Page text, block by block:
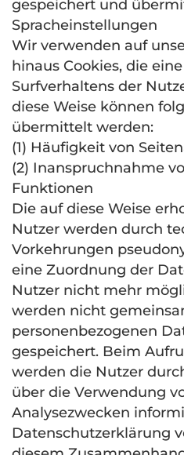
gespeichert und
Spracheinstellungen
Wir verwenden auf
hinaus Cookies, die
Surfverhaltens der
diese Weise können
übermittelt werden:
(1) Häufigkeit von
(2) Inanspruchnahme
Funktionen
Die auf diese Weise
Nutzer werden durch
Vorkehrungen
eine Zuordnung der
Nutzer nicht mehr
werden nicht
personenbezogenen
gespeichert. Beim
werden die Nutzer
über die Verwendung
Analysezwecken
Datenschutzerklärung